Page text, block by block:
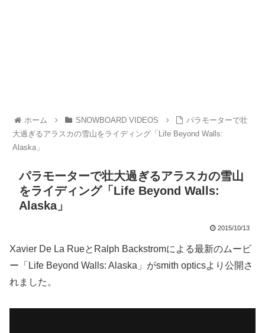
ホーム SNOWBOARD VIDEOS
パラモーターで壮
大過ぎるアラスカの雪山をライディング「Life Beyond Walls:
Alaska」
パラモーターで壮大過ぎるアラスカの雪山
をライディング「Life Beyond Walls:
Alaska」
2015/10/13
Xavier De La RueとRalph Backstromによる最新のムービ
ー「Life Beyond Walls: Alaska」がsmith opticsより公開さ
れました。